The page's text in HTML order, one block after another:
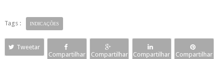
Tags : INDICAÇÕES
Tweetar
Compartilhar
Compartilhar Compartilhar Compartilhar